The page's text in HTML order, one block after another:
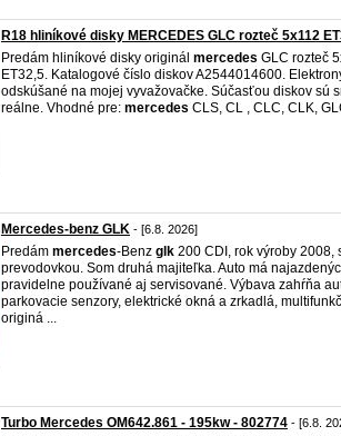
R18 hliníkové disky MERCEDES GLC rozteč 5x112
Predám hliníkové disky originál mercedes GLC rozteč
ET32,5. Katalogové číslo diskov A2544014600.
odskúšané na mojej vyvažovačke. Súčasťou diskov sú
reálne. Vhodné pre: mercedes CLS, CL , CLC, CLK,
Mercedes-benz GLK - [6.8. 2026]
Predám mercedes-Benz glk 200 CDI, rok výroby 2008,
prevodovkou. Som druhá majiteľka. Auto má
pravidelne používané aj servisované. Výbava zahŕňa
parkovacie senzory, elektrické okná a zrkadlá,
originá ...
Turbo Mercedes OM642.861 - 195kw - 802774 - [6.8.